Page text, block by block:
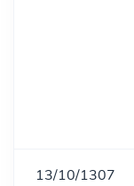
13/10/1307